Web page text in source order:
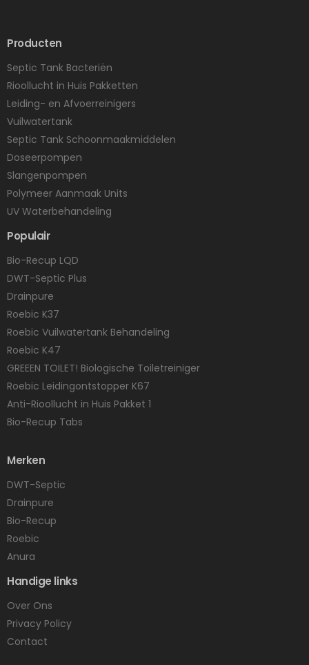
Producten
Septic Tank Bacteriën
Rioollucht in Huis Pakketten
Leiding- en Afvoerreinigers
Vuilwatertank
Septic Tank Schoonmaakmiddelen
Doseerpompen
Slangenpompen
Polymeer Aanmaak Units
UV Waterbehandeling
Populair
Bio-Recup LQD
DWT-Septic Plus
Drainpure
Roebic K37
Roebic Vuilwatertank Behandeling
Roebic K47
GREEEN TOILET! Biologische Toiletreiniger
Roebic Leidingontstopper K67
Anti-Rioollucht in Huis Pakket 1
Bio-Recup Tabs
Merken
DWT-Septic
Drainpure
Bio-Recup
Roebic
Anura
Handige links
Over Ons
Privacy Policy
Contact